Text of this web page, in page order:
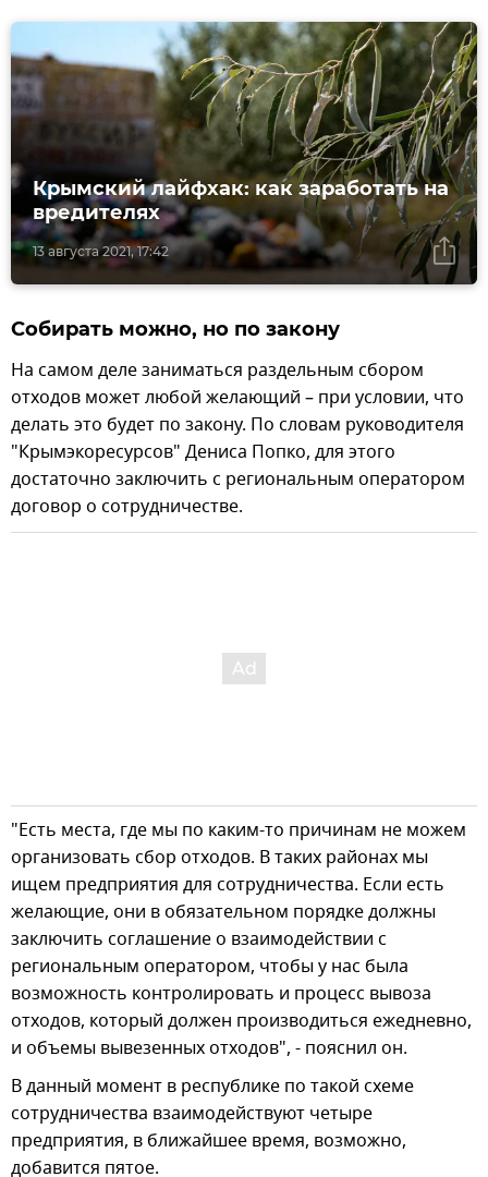
13 августа 2021, 17:42
Крымский лайфхак: как заработать на
вредителях
Собирать можно, но по закону
На самом деле заниматься раздельным сбором
отходов может любой желающий – при условии, что
делать это будет по закону. По словам руководителя
"Крымэкоресурсов" Дениса Попко, для этого
достаточно заключить с региональным оператором
договор о сотрудничестве.
"Есть места, где мы по каким-то причинам не можем
организовать сбор отходов. В таких районах мы
ищем предприятия для сотрудничества. Если есть
желающие, они в обязательном порядке должны
заключить соглашение о взаимодействии с
региональным оператором, чтобы у нас была
возможность контролировать и процесс вывоза
отходов, который должен производиться ежедневно,
и объемы вывезенных отходов", - пояснил он.
В данный момент в республике по такой схеме
сотрудничества взаимодействуют четыре
предприятия, в ближайшее время, возможно,
добавится пятое.